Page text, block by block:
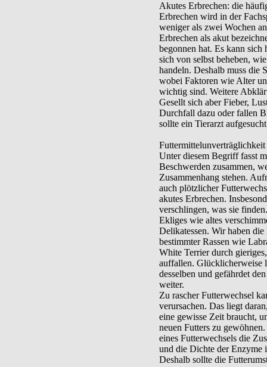
Akutes Erbrechen: die
Erbrechen wird in der
weniger als zwei Wochen
Erbrechen als akut
begonnen hat. Es kann
sich von selbst beheben,
handeln. Deshalb muss die
wobei Faktoren wie Alter
wichtig sind. Weitere
Gesellt sich aber Fieber,
Durchfall dazu oder fallen
sollte ein Tierarzt
Futtermittelunverträglichkeit
Unter diesem Begriff fasst
Beschwerden zusammen,
Zusammenhang stehen.
auch plötzlicher
akutes Erbrechen.
verschlingen, was sie
Ekliges wie altes
Delikatessen. Wir haben
bestimmter Rassen wie
White Terrier durch
auffallen. Glücklicherweise
desselben und gefährdet
weiter.
Zu rascher Futterwechsel
verursachen. Das liegt
eine gewisse Zeit braucht,
neuen Futters zu
eines Futterwechsels die
und die Dichte der Enzyme
Deshalb sollte die